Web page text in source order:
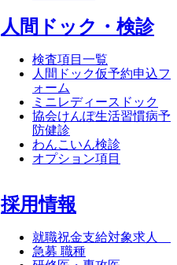
⼈間ドック・検診
検査項目一覧
人間ドック仮予約申込フ
ォーム
ミニレディースドック
協会けんぽ生活習慣病予
防健診
わんこいん検診
オプション項目
採⽤情報
就職祝金支給対象求人
急募 職種